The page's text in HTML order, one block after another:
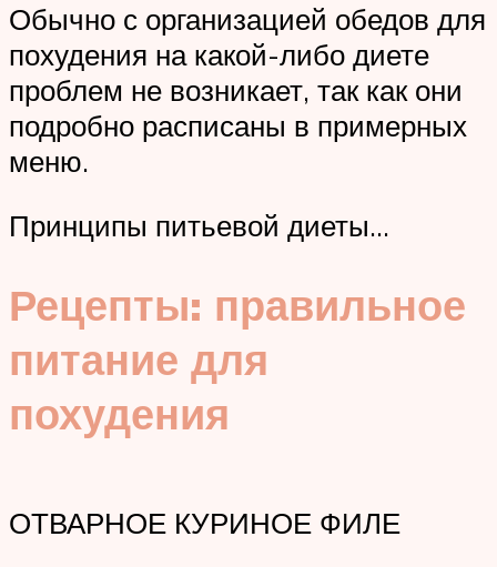
Обычно с организацией обедов для
похудения на какой-либо диете
проблем не возникает, так как они
подробно расписаны в примерных
меню.
Принципы питьевой диеты…
Рецепты: правильное
питание для
похудения
ОТВАРНОЕ КУРИНОЕ ФИЛЕ